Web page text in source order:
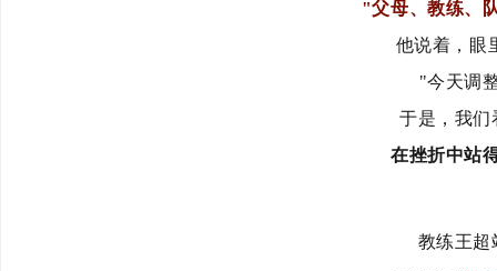
"父母、教练、
他说着，眼
"今天调
于是，我们
在挫折中站
教练王超